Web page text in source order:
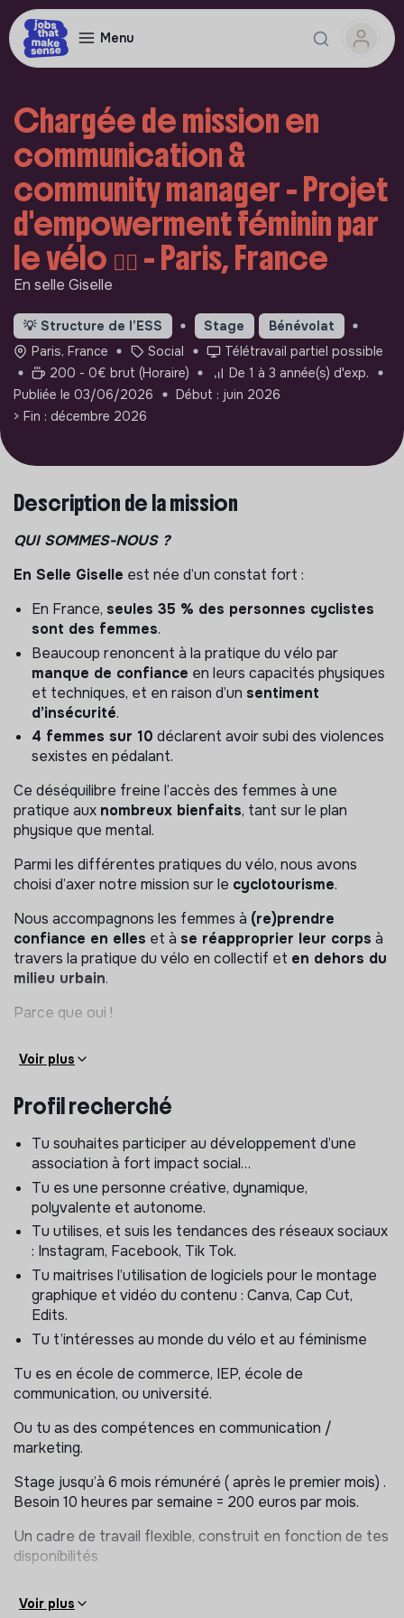
Menu
Chargée de mission en
communication &
community manager - Projet
d'empowerment féminin par
le vélo 🚵‍♀️ - Paris, France
En selle Giselle
💡 Structure de l’ESS Stage
Bénévolat
Paris, France
Social
Télétravail partiel possible
200 - 0€ brut (Horaire)
De 1 à 3 année(s) d'exp.
Publiée le 03/06/2026
Début : juin 2026
> Fin : décembre 2026
Description de la mission
QUI SOMMES-NOUS ?
En Selle Giselle est née d’un constat fort :
En France, seules 35 % des personnes cyclistes
sont des femmes.
Beaucoup renoncent à la pratique du vélo par
manque de confiance en leurs capacités physiques
et techniques, et en raison d’un sentiment
d’insécurité.
4 femmes sur 10 déclarent avoir subi des violences
sexistes en pédalant.
Ce déséquilibre freine l’accès des femmes à une
pratique aux nombreux bienfaits, tant sur le plan
physique que mental.
Parmi les différentes pratiques du vélo, nous avons
choisi d’axer notre mission sur le cyclotourisme.
Nous accompagnons les femmes à (re)prendre
confiance en elles et à se réapproprier leur corps à
travers la pratique du vélo en collectif et en dehors du
milieu urbain.
Parce que oui !
En Selle Giselle portedeux projets complémentaires
Les Giselles en autonomie
Les Giselles en cyclothérapie
🔹 Les Giselles en autonomie – le vélo comme
vecteur d’émancipation
Avec ce projet, nous utilisons le vélo comme
d’autonomisation.
Concrètement, nous :
organisons des sorties à vélo accessibles à
toutes, en Île-de-France, quel que soit le niveau,
proposons desateliers pratiques
créons destemps collectifs conviviaux(pique-
niques, goûters) pour favoriser le lien, la sororité et la
confiance.
POURQUOI NOUS REJOINDRE ?
com”
Voir plus
Profil recherché
Tu souhaites participer au développement d’une
association à fort impact social…
Tu es une personne créative, dynamique,
polyvalente et autonome.
Tu utilises, et suis les tendances des réseaux sociaux
: Instagram, Facebook, Tik Tok.
Tu maitrises l’utilisation de logiciels pour le montage
graphique et vidéo du contenu : Canva, Cap Cut,
Edits.
Tu t’intéresses au monde du vélo et au féminisme
Tu es en école de commerce, IEP, école de
communication, ou université.
Ou tu as des compétences en communication /
marketing.
Stage jusqu’à 6 mois rémunéré ( après le premier mois) .
Besoin 10 heures par semaine = 200 euros par mois.
Un cadre de travail flexible, construit en fonction de tes
disponibilités
Voir plus